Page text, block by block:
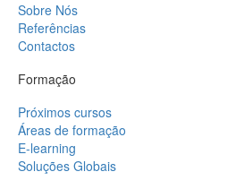
Sobre Nós
Referências
Contactos
Formação
Próximos cursos
Áreas de formação
E-learning
Soluções Globais